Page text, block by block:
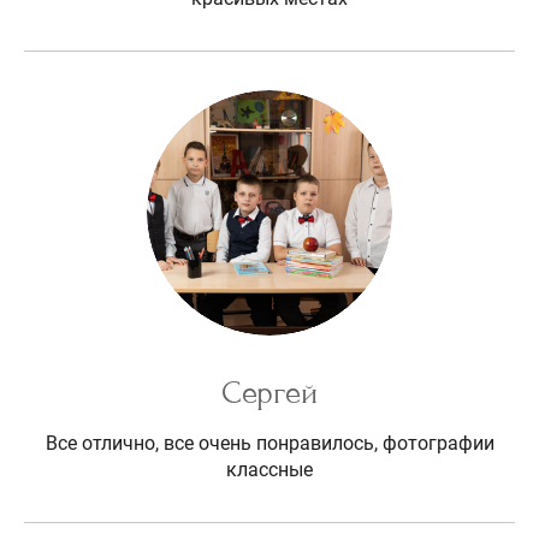
Сергей
Все отлично, все очень понравилось, фотографии
классные